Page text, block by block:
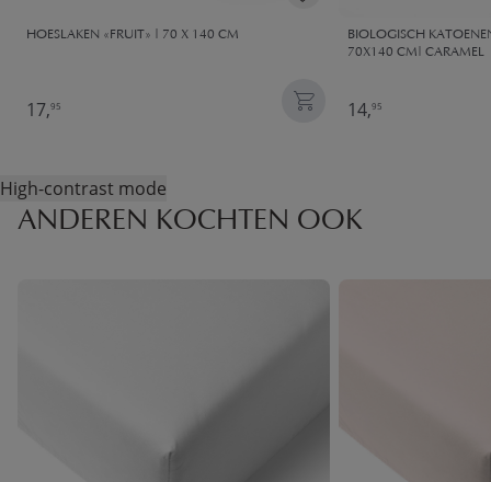
HOESLAKEN «FRUIT» | 70 X 140 CM
17,95
BIOLOGISCH
70X140 CM| CARAMEL
14,95
High-contrast mode
ANDEREN KOCHTEN OOK